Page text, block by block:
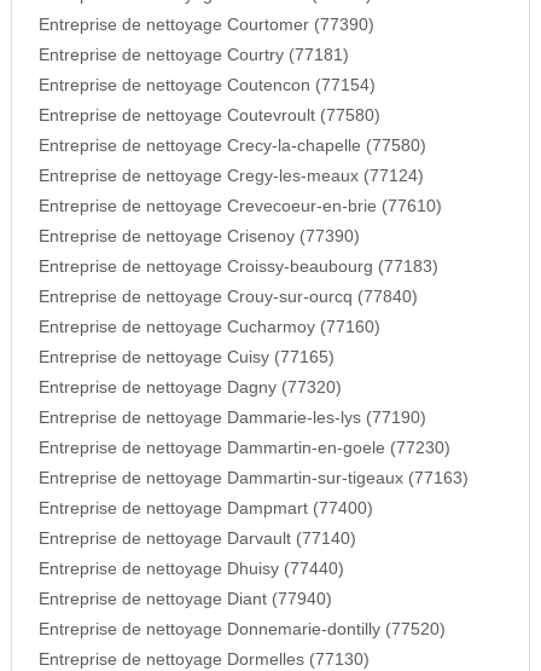
Entreprise de nettoyage Courtomer (77390)
Entreprise de nettoyage Courtry (77181)
Entreprise de nettoyage Coutencon (77154)
Entreprise de nettoyage Coutevroult (77580)
Entreprise de nettoyage Crecy-la-chapelle (77580)
Entreprise de nettoyage Cregy-les-meaux (77124)
Entreprise de nettoyage Crevecoeur-en-brie (77610)
Entreprise de nettoyage Crisenoy (77390)
Entreprise de nettoyage Croissy-beaubourg (77183)
Entreprise de nettoyage Crouy-sur-ourcq (77840)
Entreprise de nettoyage Cucharmoy (77160)
Entreprise de nettoyage Cuisy (77165)
Entreprise de nettoyage Dagny (77320)
Entreprise de nettoyage Dammarie-les-lys (77190)
Entreprise de nettoyage Dammartin-en-goele (77230)
Entreprise de nettoyage Dammartin-sur-tigeaux (77163)
Entreprise de nettoyage Dampmart (77400)
Entreprise de nettoyage Darvault (77140)
Entreprise de nettoyage Dhuisy (77440)
Entreprise de nettoyage Diant (77940)
Entreprise de nettoyage Donnemarie-dontilly (77520)
Entreprise de nettoyage Dormelles (77130)